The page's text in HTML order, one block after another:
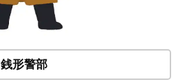
銭形警部